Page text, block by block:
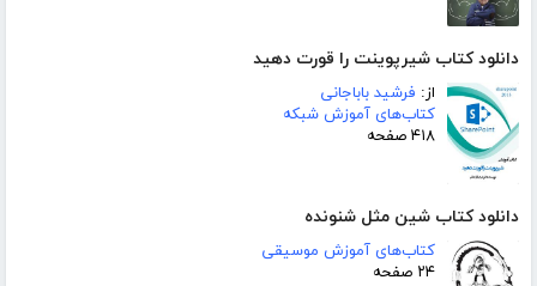
دانلود کتاب شیرپوینت را قورت دهید
از: فرشید باباجانی
کتاب‌های آموزش شبکه
۴۱۸ صفحه
دانلود کتاب شین مثل شنونده
کتاب‌های آموزش موسیقی
۲۴ صفحه